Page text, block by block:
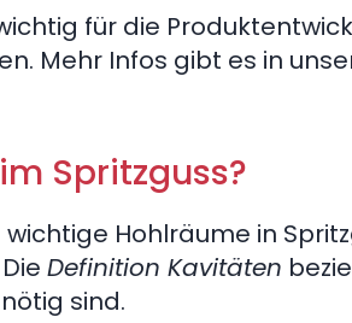
für die
Mehr Infos gibt es in
Spritzguss?
Hohlräume in
Definition Kavitäten
sind.